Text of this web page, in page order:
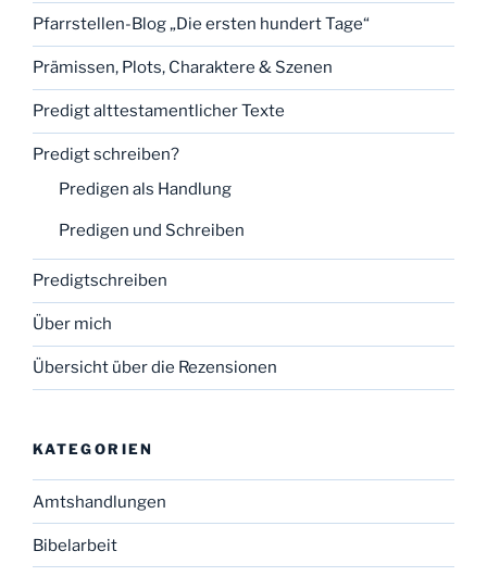
Pfarrstellen-Blog „Die ersten hundert Tage“
Prämissen, Plots, Charaktere & Szenen
Predigt alttestamentlicher Texte
Predigt schreiben?
Predigen als Handlung
Predigen und Schreiben
Predigtschreiben
Über mich
Übersicht über die Rezensionen
KATEGORIEN
Amtshandlungen
Bibelarbeit